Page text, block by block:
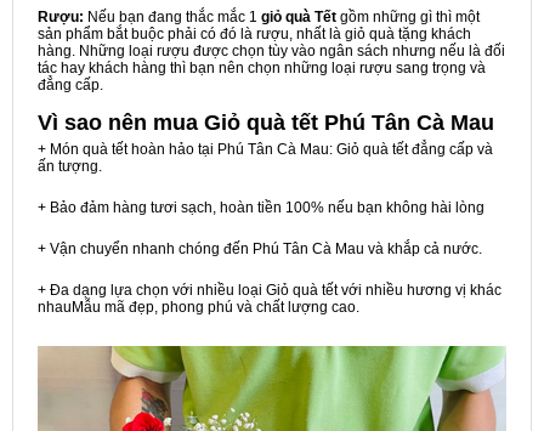
Rượu: Nếu bạn đang thắc mắc 1 giỏ quà Tết gồm những gì thì một
sản phẩm bắt buộc phải có đó là rượu, nhất là giỏ quà tặng khách
hàng. Những loại rượu được chọn tùy vào ngân sách nhưng nếu là đối
tác hay khách hàng thì bạn nên chọn những loại rượu sang trọng và
đẳng cấp.
Vì sao nên mua Giỏ quà tết Phú Tân Cà Mau
+ Món quà tết hoàn hảo tại Phú Tân Cà Mau: Giỏ quà tết đẳng cấp và
ấn tượng.
+ Bảo đảm hàng tươi sạch, hoàn tiền 100% nếu bạn không hài lòng
+ Vận chuyển nhanh chóng đến Phú Tân Cà Mau và khắp cả nước.
+ Đa dạng lựa chọn với nhiều loại Giỏ quà tết với nhiều hương vị khác
nhauMẫu mã đẹp, phong phú và chất lượng cao.